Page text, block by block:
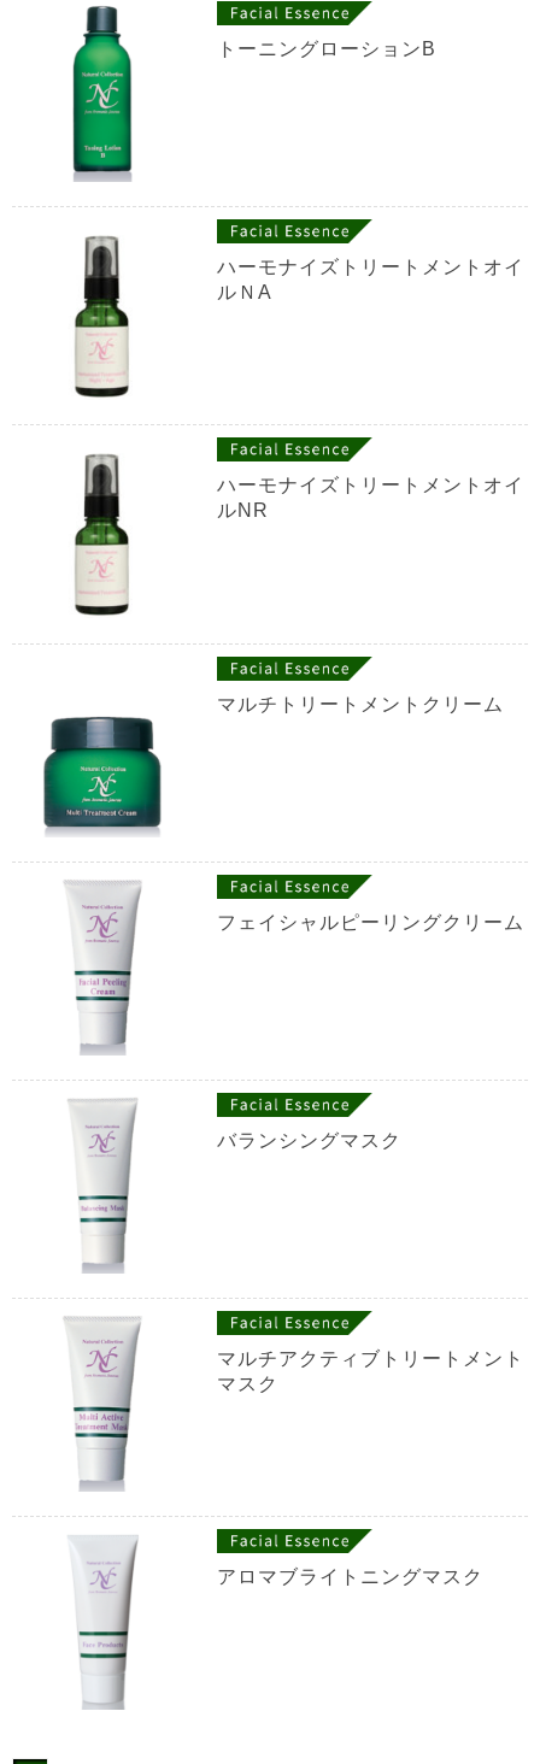
トーニングローションB
ハーモナイズトリートメントオイ
ルＮA
ハーモナイズトリートメントオイ
ルNR
マルチトリートメントクリーム
フェイシャルピーリングクリーム
バランシングマスク
マルチアクティブトリートメント
マスク
アロマブライトニングマスク